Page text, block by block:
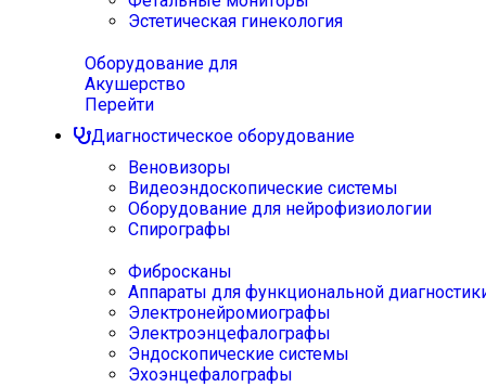
Эстетическая гинекология
Оборудование для
Акушерство
Перейти
Диагностическое оборудование
Веновизоры
Видеоэндоскопические системы
Оборудование для нейрофизиологии
Спирографы
Фибросканы
Аппараты для функциональной
Электронейромиографы
Электроэнцефалографы
Эндоскопические системы
Эхоэнцефалографы